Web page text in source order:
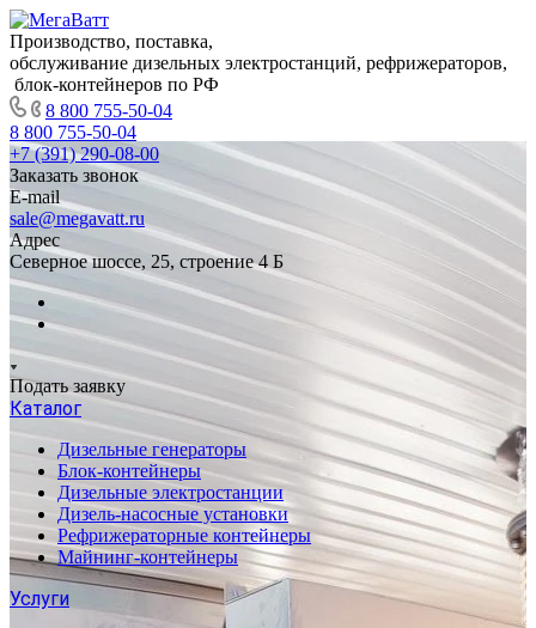
Производство, поставка,
обслуживание дизельных электростанций, рефрижераторов,
блок-контейнеров по РФ
8 800 755-50-04
8 800 755-50-04
+7 (391) 290-08-00
Заказать звонок
E-mail
sale@megavatt.ru
Адрес
Северное шоссе, 25, строение 4 Б
Подать заявку
Каталог
Дизельные генераторы
Блок-контейнеры
Дизельные электростанции
Дизель-насосные установки
Рефрижераторные контейнеры
Майнинг-контейнеры
Услуги